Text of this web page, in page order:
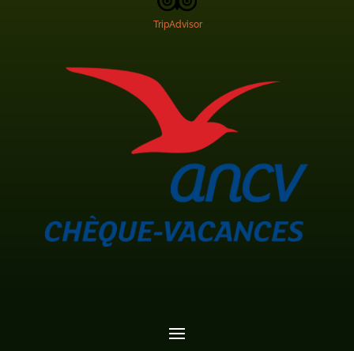
TripAdvisor